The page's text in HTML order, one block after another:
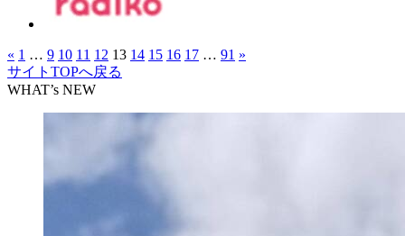
« 1 … 9 10 11 12 13 14 15 16 17 … 91 »
サイトTOPへ戻る
WHAT’s NEW